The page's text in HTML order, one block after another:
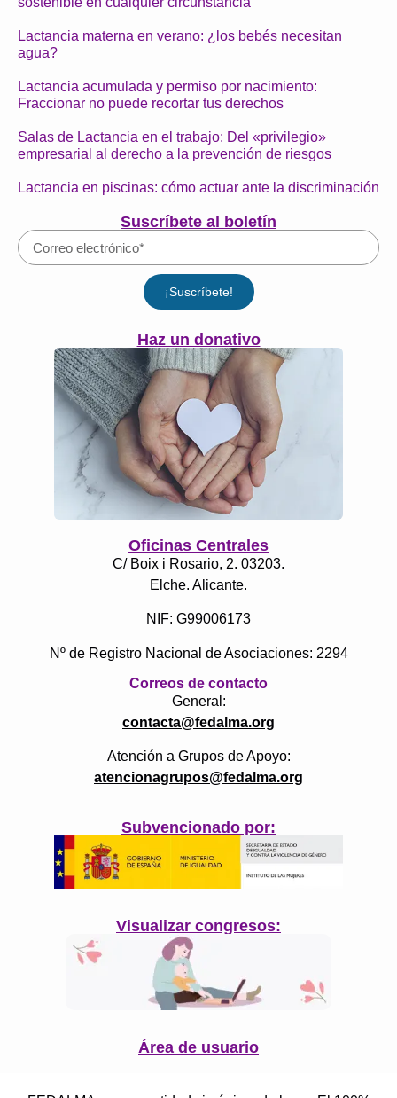
Lactancia materna en verano: ¿los bebés necesitan
agua?
Lactancia acumulada y permiso por nacimiento:
Fraccionar no puede recortar tus derechos
Salas de Lactancia en el trabajo: Del «privilegio»
empresarial al derecho a la prevención de riesgos
Lactancia en piscinas: cómo actuar ante la discriminación
Suscríbete al boletín
¡Suscríbete!
Haz un donativo
Oficinas Centrales
C/ Boix i Rosario, 2. 03203.
Elche. Alicante.
NIF: G99006173
Nº de Registro Nacional de Asociaciones: 2294
Correos de contacto
General:
contacta@fedalma.org
Atención a Grupos de Apoyo:
atencionagrupos@fedalma.org
Subvencionado por:
Visualizar congresos:
Área de usuario